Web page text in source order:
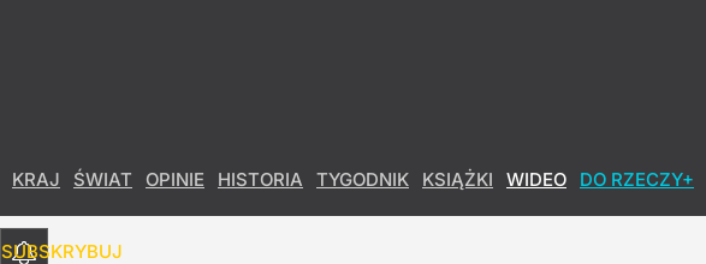
KRAJ ŚWIAT OPINIE HISTORIA TYGODNIK KSIĄŻKI WIDEO DO RZECZY+
SUBSKRYBUJ